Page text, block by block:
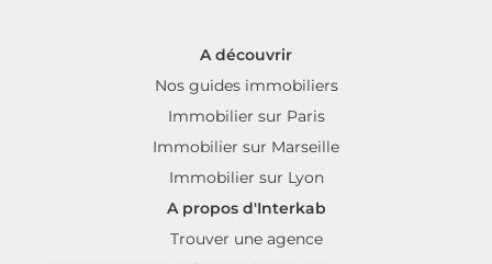
A découvrir
Nos guides immobiliers
Immobilier sur Paris
Immobilier sur Marseille
Immobilier sur Lyon
A propos d'Interkab
Trouver une agence